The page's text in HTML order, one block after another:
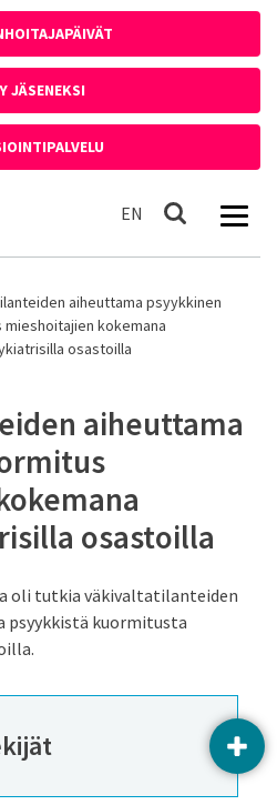
JÄSENEKSI
EN In English
Haku
aiheuttama psyykkinen
mieshoitajien kokemana
osastoilla
aiheuttama
osastoilla
oli tutkia väkivaltatilanteiden
kuormitusta